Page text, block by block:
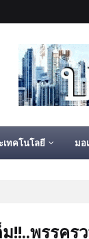
เทคโนโลยี มอ
!!..พรรค